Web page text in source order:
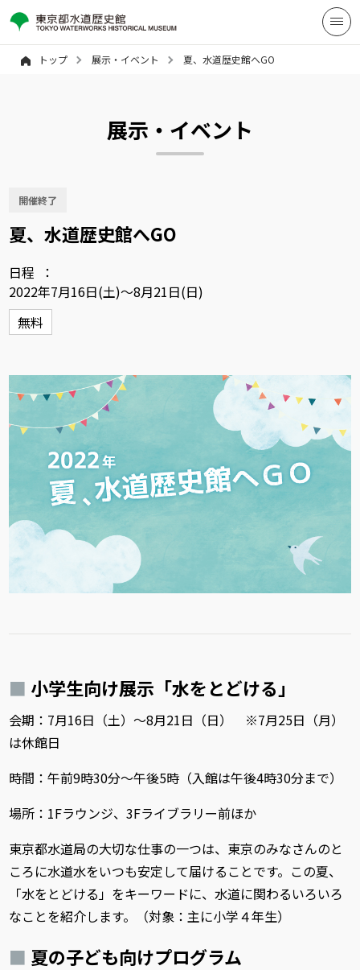
トップ 展示・イベント 夏、水道歴史館へGO
展示・イベント
開催終了
夏、水道歴史館へGO
日程
2022年7月16日(土)～8月21日(日)
無料
小学生向け展示「水をとどける」
会期：7月16日（土）～8月21日（日） ※7月25日（月）
は休館日
時間：午前9時30分～午後5時（入館は午後4時30分まで）
場所：1Fラウンジ、3Fライブラリー前ほか
東京都水道局の大切な仕事の一つは、東京のみなさんのと
ころに水道水をいつも安定して届けることです。この夏、
「水をとどける」をキーワードに、水道に関わるいろいろ
なことを紹介します。（対象：主に小学４年生）
夏の子ども向けプログラム